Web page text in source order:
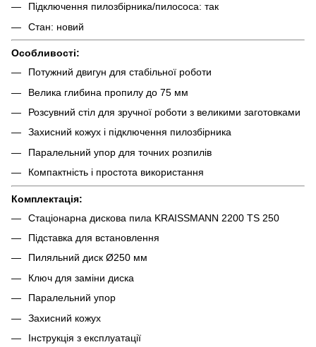
Підключення пилозбірника/пилососа: так
Стан: новий
Особливості:
Потужний двигун для стабільної роботи
Велика глибина пропилу до 75 мм
Розсувний стіл для зручної роботи з великими заготовками
Захисний кожух і підключення пилозбірника
Паралельний упор для точних розпилів
Компактність і простота використання
Комплектація:
Стаціонарна дискова пила KRAISSMANN 2200 TS 250
Підставка для встановлення
Пиляльний диск Ø250 мм
Ключ для заміни диска
Паралельний упор
Захисний кожух
Інструкція з експлуатації